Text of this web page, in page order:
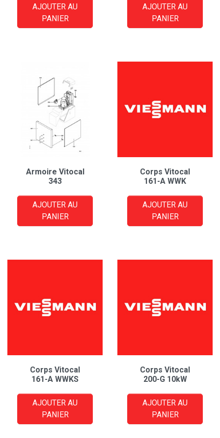
AJOUTER AU
PANIER
AJOUTER AU
PANIER
Armoire Vitocal
343
AJOUTER AU
PANIER
Corps Vitocal
161-A WWK
AJOUTER AU
PANIER
Corps Vitocal
161-A WWKS
AJOUTER AU
PANIER
Corps Vitocal
200-G 10kW
AJOUTER AU
PANIER